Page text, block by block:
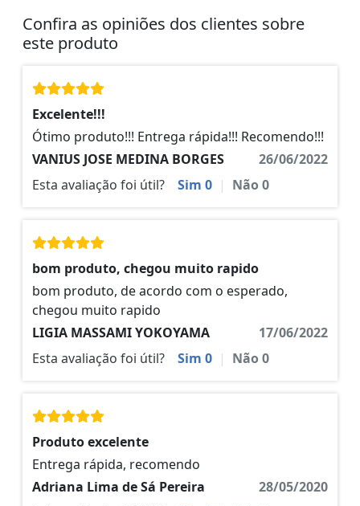
Confira as opiniões dos clientes sobre
este produto
Excelente!!!
Ótimo produto!!! Entrega rápida!!! Recomendo!!!
VANIUS JOSE MEDINA BORGES
26/06/2022
Esta avaliação foi útil?
Sim 0 | Não0
bom produto, chegou muito rapido
bom produto, de acordo com o esperado,
chegou muito rapido
LIGIA MASSAMI YOKOYAMA
17/06/2022
Esta avaliação foi útil?
Sim 0 | Não0
Produto excelente
Entrega rápida, recomendo
Adriana Lima de Sá Pereira
28/05/2020